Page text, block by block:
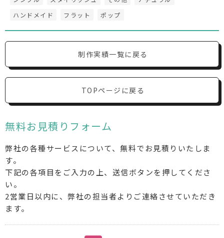
ハンドメイド
フラット ポップ
制作実績一覧に戻る
TOPページに戻る
無料お見積りフォーム
弊社の各種サービスについて、無料でお見積りいたしま
す。
下記の各項目をご入力の上、送信ボタンを押してくださ
い。
2営業日以内に、弊社の担当者よりご連絡させていただき
ます。